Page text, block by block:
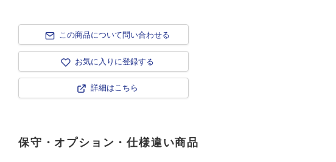
保守・オプション・仕様違い商品
この商品について問い合わせる
お気に入りに登録する
詳細はこちら